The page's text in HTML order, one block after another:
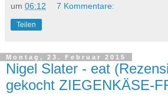
um 06:12 7 Kommentare:
Teilen
Montag, 23. Februar 2015
Nigel Slater - eat
gekocht ZIEGENKÄSE-